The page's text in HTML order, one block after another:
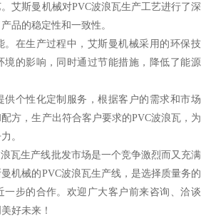
艾斯曼机械对PVC波浪瓦生产工艺进行了深
品的稳定性和一致性。
。在生产过程中，艾斯曼机械采用的环保技
境的影响，同时通过节能措施，降低了能源
供个性化定制服务，根据客户的需求和市场
方，生产出符合客户要求的PVC波浪瓦，为
。
瓦生产线批发市场是一个竞争激烈而又充满
机械的PVC波浪瓦生产线，是选择质量务的
一步的合作。欢迎广大客户前来咨询、洽谈
好未来！